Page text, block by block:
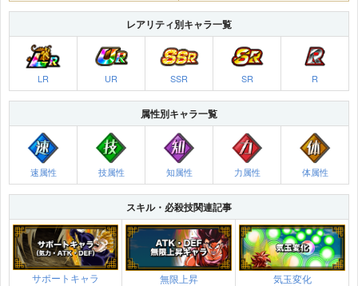
レアリティ別キャラ一覧
LR UR SSR SR R
属性別キャラ一覧
速属性 技属性 知属性 力属性 体属性
スキル・必殺技関連記事
サポートキャラ 無限上昇 気玉変化